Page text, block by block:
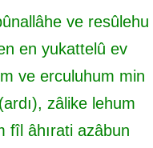
ve resûlehu
en yukattelû ev
ve erculuhum min
zâlike lehum
fîl âhırati azâbun